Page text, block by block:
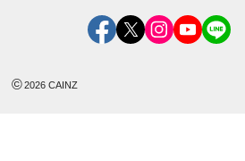
©2026 CAINZ